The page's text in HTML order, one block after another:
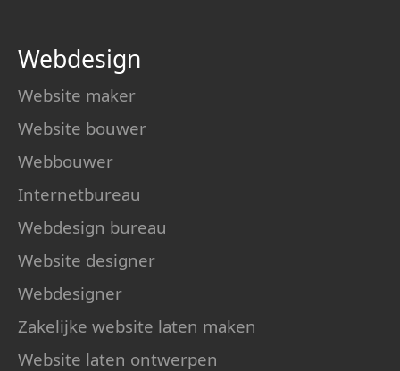
Webdesign
Website maker
Website bouwer
Webbouwer
Internetbureau
Webdesign bureau
Website designer
Webdesigner
Zakelijke website laten maken
Website laten ontwerpen